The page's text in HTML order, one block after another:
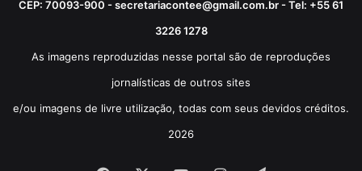
CEP: 70093-900 - secretariacontee@gmail.com.br - Tel: +55 61
3226 1278
As imagens reproduzidas nesse portal são de reproduções
jornalísticas de outros sites
e/ou imagens de livre utilização, todas com seus devidos créditos.
2026